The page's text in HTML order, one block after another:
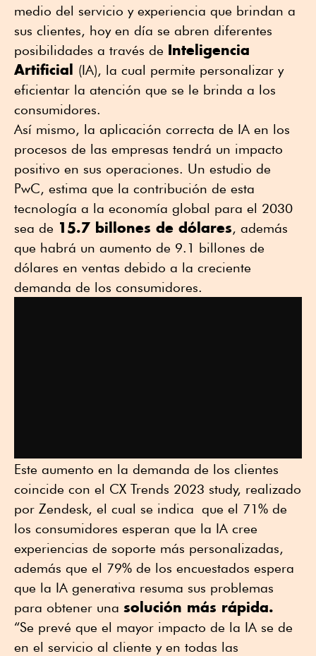
medio del servicio y experiencia que brindan a
sus clientes, hoy en día se abren diferentes
posibilidades a través de Inteligencia
Artificial (IA), la cual permite personalizar y
eficientar la atención que se le brinda a los
consumidores.
Así mismo, la aplicación correcta de IA en los
procesos de las empresas tendrá un impacto
positivo en sus operaciones. Un estudio de
PwC, estima que la contribución de esta
tecnología a la economía global para el 2030
sea de 15.7 billones de dólares, además
que habrá un aumento de 9.1 billones de
dólares en ventas debido a la creciente
demanda de los consumidores.
Este aumento en la demanda de los clientes
coincide con el CX Trends 2023 study, realizado
por Zendesk, el cual se indica que el 71% de
los consumidores esperan que la IA cree
experiencias de soporte más personalizadas,
además que el 79% de los encuestados espera
que la IA generativa resuma sus problemas
para obtener una solución más rápida.
“Se prevé que el mayor impacto de la IA se de
en el servicio al cliente y en todas las